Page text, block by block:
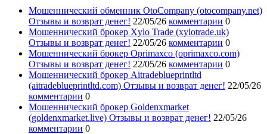
Мошеннический обменник OtoCompany (otocompany.net)
Отзывы и возврат денег! 22/05/26 комментарии 0
Мошеннический брокер Xylo Trade (xylotrade.uk)
Отзывы и возврат денег! 22/05/26 комментарии 0
Мошеннический брокер Oprimaxco (oprimaxco.com)
Отзывы и возврат денег! 22/05/26 комментарии 0
Мошеннический брокер Aitradeblueprintltd
(aitradeblueprintltd.com) Отзывы и возврат денег! 22/05/26
комментарии 0
Мошеннический брокер Goldenxmarket
(goldenxmarket.live) Отзывы и возврат денег! 22/05/26
комментарии 0